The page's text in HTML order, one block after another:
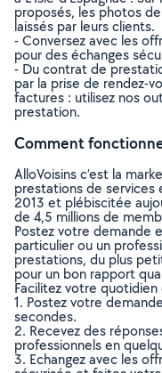
proposés, les photos
laissés par leurs clients.
- Conversez avec les
pour des échanges
- Du contrat de
par la prise de rendez-
factures : utilisez nos
prestation.
Comment
AlloVoisins c’est la
prestations de
2013 et plébiscitée
de 4,5 millions de
Postez votre demande
particulier ou un
prestations, du plus
pour un bon rapport
Facilitez votre
1. Postez votre
secondes.
2. Recevez des
professionnels en
3. Echangez avec les